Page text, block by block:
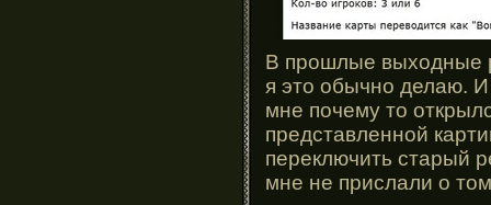
В прошлые выходные
я это обычно делаю. И
мне почему то
представленной
переключить старый
мне не прислали о